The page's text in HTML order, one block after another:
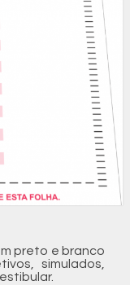
preto e branco
simulados,